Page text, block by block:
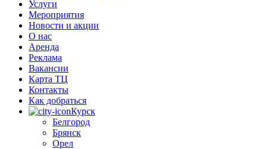
Услуги
Мероприятия
Новости и акции
О нас
Аренда
Реклама
Вакансии
Карта ТЦ
Контакты
Как добраться
Курск
Белгород
Брянск
Орел